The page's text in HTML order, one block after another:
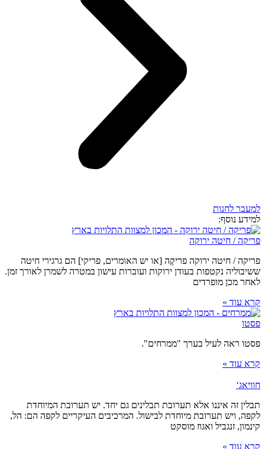
למעבר לחנות
למידע נוסף:
פריקה / חיטה ירוקה
פריקה / חיטה ירוקה פריקֶה [או יש האומרים, פריקי] הם גרגירי חיטה
ששיבוליה נקטפות בעודן ירוקות ועוברות עישון במטרה לשמרן לאורך זמן.
לאחר מכן מופרדים
קרא עוד »
פסטו
פסטו ראה לעיל בערך "ממרחים".
קרא עוד »
חוויאג‘
תבלין זה איננו אלא תערובת תבלינים גם יחד. יש תערובת המיוחדת
לקפה, ויש תערובת מיוחדת לבישול. המרכיבים העיקריים לקפה הם: הל,
קינמון, זנגביל ואגוז מוסקט
קרא עוד »